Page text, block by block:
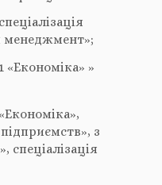
менеджмент»;
«Економіка» »
з
спеціалізація